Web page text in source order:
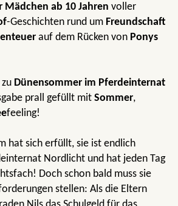
ab 10 Jahren voller
-Geschichten rund um Freundschaft
auf dem Rücken von Ponys
Dünensommer im Pferdeinternat
prall gefüllt mit Sommer,
feeling!
hat sich erfüllt, sie ist endlich
Nordlicht und hat jeden Tag
Doch schon bald muss sie
stellen: Als die Eltern